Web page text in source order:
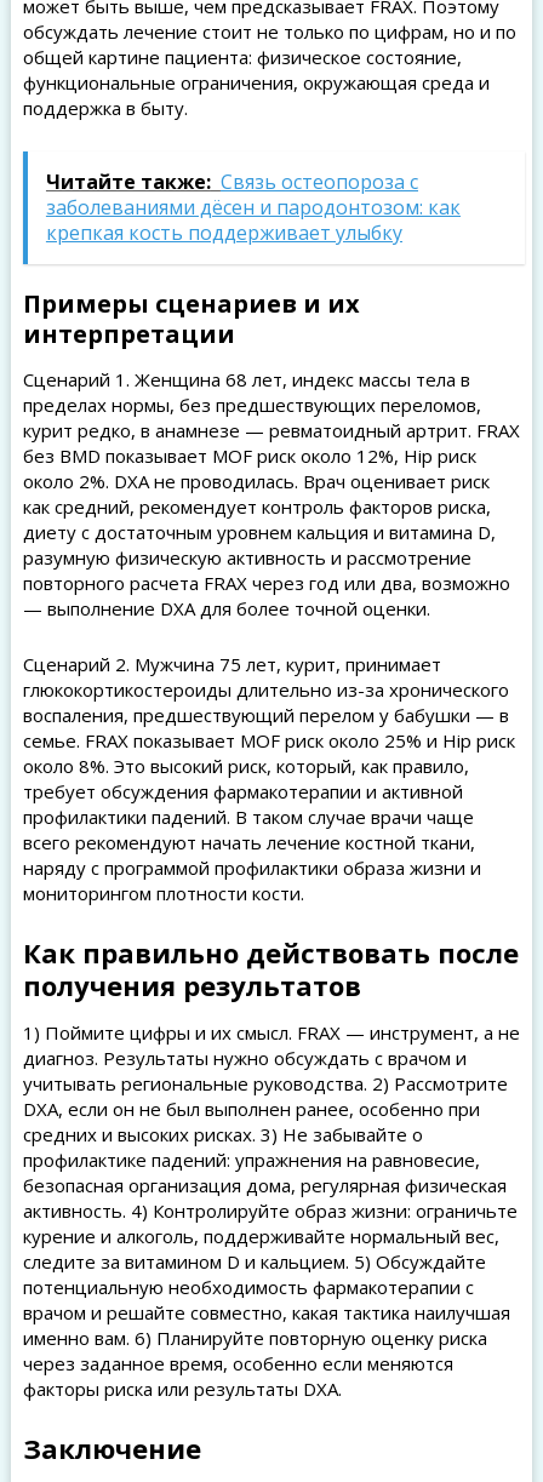
может быть выше, чем предсказывает FRAX. Поэтому
обсуждать лечение стоит не только по цифрам, но и по
общей картине пациента: физическое состояние,
функциональные ограничения, окружающая среда и
поддержка в быту.
Читайте также: Связь остеопороза с
заболеваниями дёсен и пародонтозом: как
крепкая кость поддерживает улыбку
Примеры сценариев и их
интерпретации
Сценарий 1. Женщина 68 лет, индекс массы тела в
пределах нормы, без предшествующих переломов,
курит редко, в анамнезе — ревматоидный артрит. FRAX
без BMD показывает MOF риск около 12%, Hip риск
около 2%. DXA не проводилась. Врач оценивает риск
как средний, рекомендует контроль факторов риска,
диету с достаточным уровнем кальция и витамина D,
разумную физическую активность и рассмотрение
повторного расчета FRAX через год или два, возможно
— выполнение DXA для более точной оценки.
Сценарий 2. Мужчина 75 лет, курит, принимает
глюкокортикостероиды длительно из-за хронического
воспаления, предшествующий перелом у бабушки — в
семье. FRAX показывает MOF риск около 25% и Hip риск
около 8%. Это высокий риск, который, как правило,
требует обсуждения фармакотерапии и активной
профилактики падений. В таком случае врачи чаще
всего рекомендуют начать лечение костной ткани,
наряду с программой профилактики образа жизни и
мониторингом плотности кости.
Как правильно действовать после
получения результатов
1) Поймите цифры и их смысл. FRAX — инструмент, а не
диагноз. Результаты нужно обсуждать с врачом и
учитывать региональные руководства. 2) Рассмотрите
DXA, если он не был выполнен ранее, особенно при
средних и высоких рисках. 3) Не забывайте о
профилактике падений: упражнения на равновесие,
безопасная организация дома, регулярная физическая
активность. 4) Контролируйте образ жизни: ограничьте
курение и алкоголь, поддерживайте нормальный вес,
следите за витамином D и кальцием. 5) Обсуждайте
потенциальную необходимость фармакотерапии с
врачом и решайте совместно, какая тактика наилучшая
именно вам. 6) Планируйте повторную оценку риска
через заданное время, особенно если меняются
факторы риска или результаты DXA.
Заключение